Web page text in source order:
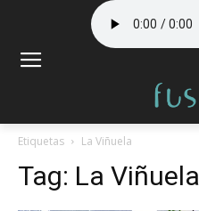
Etiquetas La Viñuela
Tag: La Viñuela